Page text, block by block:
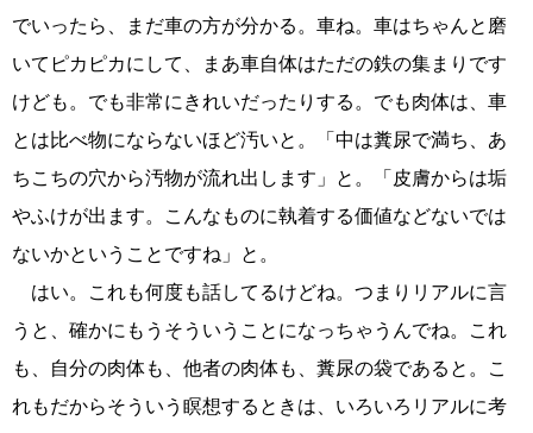
でいったら、まだ車の方が分かる。車ね。車はちゃんと磨
いてピカピカにして、まあ車自体はただの鉄の集まりです
けども。でも非常にきれいだったりする。でも肉体は、車
とは比べ物にならないほど汚いと。「中は糞尿で満ち、あ
ちこちの穴から汚物が流れ出します」と。「皮膚からは垢
やふけが出ます。こんなものに執着する価値などないでは
ないかということですね」と。
はい。これも何度も話してるけどね。つまりリアルに言
うと、確かにもうそういうことになっちゃうんでね。これ
も、自分の肉体も、他者の肉体も、糞尿の袋であると。こ
れもだからそういう瞑想するときは、いろいろリアルに考